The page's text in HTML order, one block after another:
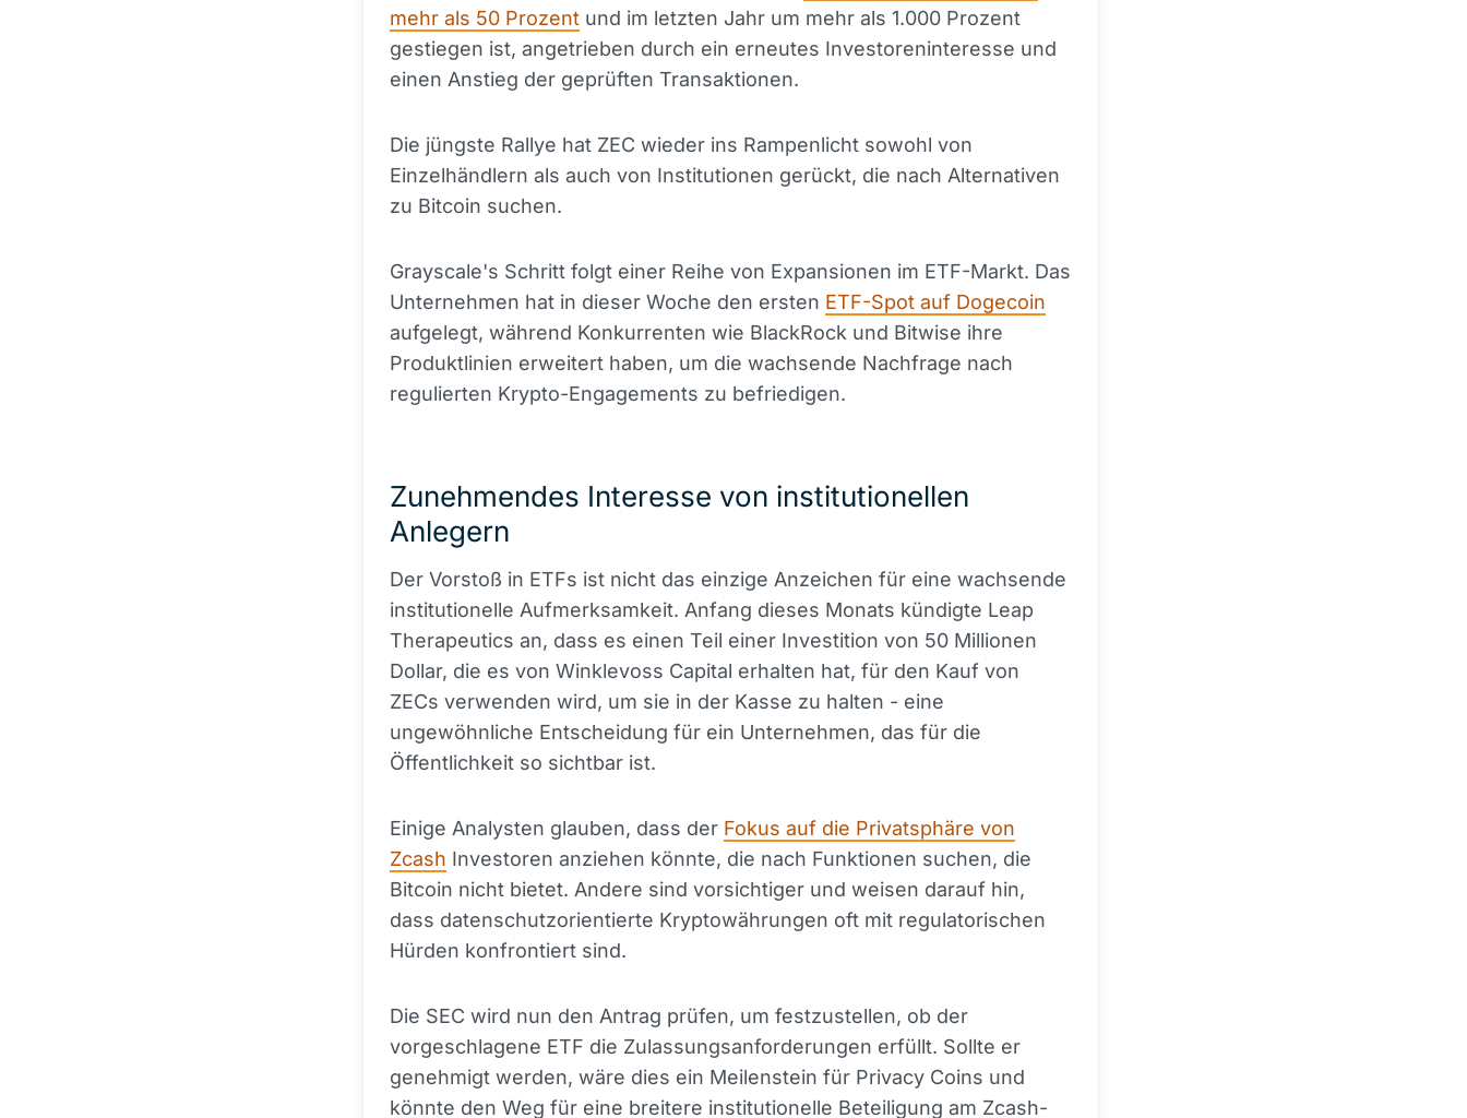
mehr als 50 Prozent und im letzten Jahr um mehr als 1.000 Prozent
gestiegen ist, angetrieben durch ein erneutes Investoreninteresse und
einen Anstieg der geprüften Transaktionen.
Die jüngste Rallye hat ZEC wieder ins Rampenlicht sowohl von
Einzelhändlern als auch von Institutionen gerückt, die nach Alternativen
zu Bitcoin suchen.
Grayscale's Schritt folgt einer Reihe von Expansionen im ETF-Markt. Das
Unternehmen hat in dieser Woche den ersten ETF-Spot auf Dogecoin
aufgelegt, während Konkurrenten wie BlackRock und Bitwise ihre
Produktlinien erweitert haben, um die wachsende Nachfrage nach
regulierten Krypto-Engagements zu befriedigen.
Zunehmendes Interesse von institutionellen
Anlegern
Der Vorstoß in ETFs ist nicht das einzige Anzeichen für eine wachsende
institutionelle Aufmerksamkeit. Anfang dieses Monats kündigte Leap
Therapeutics an, dass es einen Teil einer Investition von 50 Millionen
Dollar, die es von Winklevoss Capital erhalten hat, für den Kauf von
ZECs verwenden wird, um sie in der Kasse zu halten - eine
ungewöhnliche Entscheidung für ein Unternehmen, das für die
Öffentlichkeit so sichtbar ist.
Einige Analysten glauben, dass der Fokus auf die Privatsphäre von
Zcash Investoren anziehen könnte, die nach Funktionen suchen, die
Bitcoin nicht bietet. Andere sind vorsichtiger und weisen darauf hin,
dass datenschutzorientierte Kryptowährungen oft mit regulatorischen
Hürden konfrontiert sind.
Die SEC wird nun den Antrag prüfen, um festzustellen, ob der
vorgeschlagene ETF die Zulassungsanforderungen erfüllt. Sollte er
genehmigt werden, wäre dies ein Meilenstein für Privacy Coins und
könnte den Weg für eine breitere institutionelle Beteiligung am Zcash-